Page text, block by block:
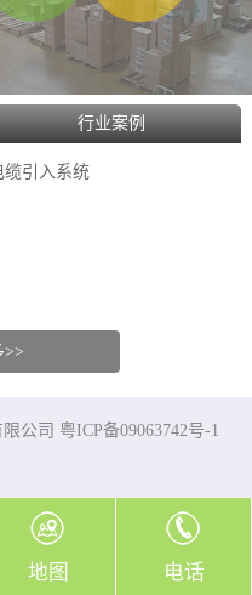
行业案例
引入系统
>>
公司 粤ICP备09063742号-1
地图 电话